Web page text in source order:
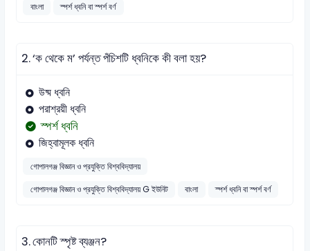
বাংলা
স্পর্শ ধ্বনি বা স্পর্শ বর্ণ
2.‘ক থেকে ম’ পর্যন্ত পঁচিশটি ধ্বনিকে কী বলা হয়?
উষ্ম ধ্বনি
পরাশ্রয়ী ধ্বনি
স্পর্শ ধ্বনি
জিহ্বামূলক ধ্বনি
গোপালগঞ্জ বিজ্ঞান ও প্রযুক্তি বিশ্ববিদ্যালয়
গোপালগঞ্জ বিজ্ঞান ও প্রযুক্তি বিশ্ববিদ্যালয় G ইউনিট
বাংলা স্পর্শ ধ্বনি বা স্পর্শ বর্ণ
3.কোনটি স্পৃষ্ট ব্যঞ্জন?